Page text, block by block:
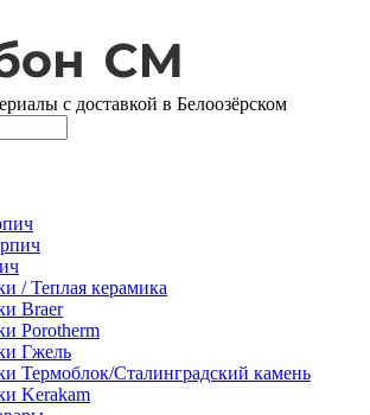
с доставкой в Белоозёрском
/ Теплая керамика
Braer
Porotherm
Гжель
Термоблок/Сталинградский камень
Kerakam